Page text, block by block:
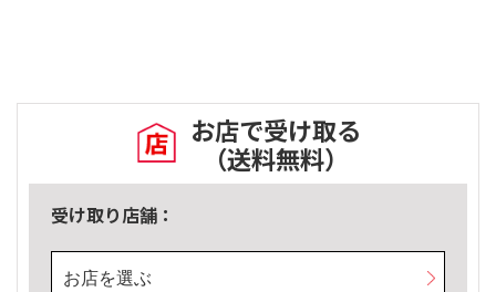
お店で受け取る
（送料無料）
受け取り店舗：
お店を選ぶ